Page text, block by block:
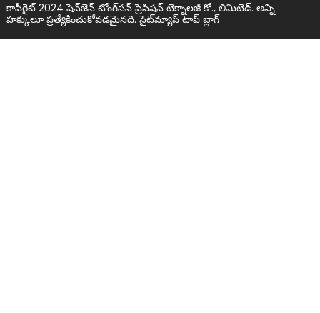
కాపీరైట్ 2024 షెన్‌జెన్ టోంగ్‌సన్ ప్రెసిషన్ టెక్నాలజీ కో., లిమిటెడ్. అన్ని
హక్కులూ ప్రత్యేకించుకోవడమైనది.సైట్‌మ్యాప్ టాప్ బ్లాగ్